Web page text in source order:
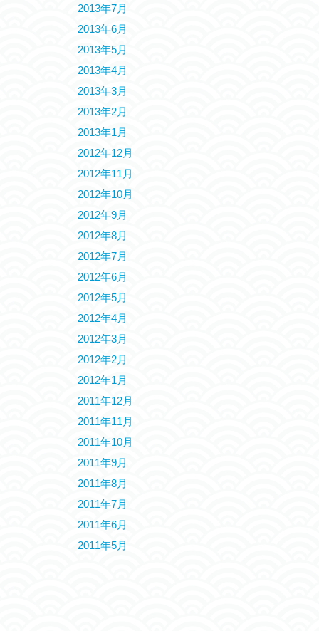
2013年7月
2013年6月
2013年5月
2013年4月
2013年3月
2013年2月
2013年1月
2012年12月
2012年11月
2012年10月
2012年9月
2012年8月
2012年7月
2012年6月
2012年5月
2012年4月
2012年3月
2012年2月
2012年1月
2011年12月
2011年11月
2011年10月
2011年9月
2011年8月
2011年7月
2011年6月
2011年5月